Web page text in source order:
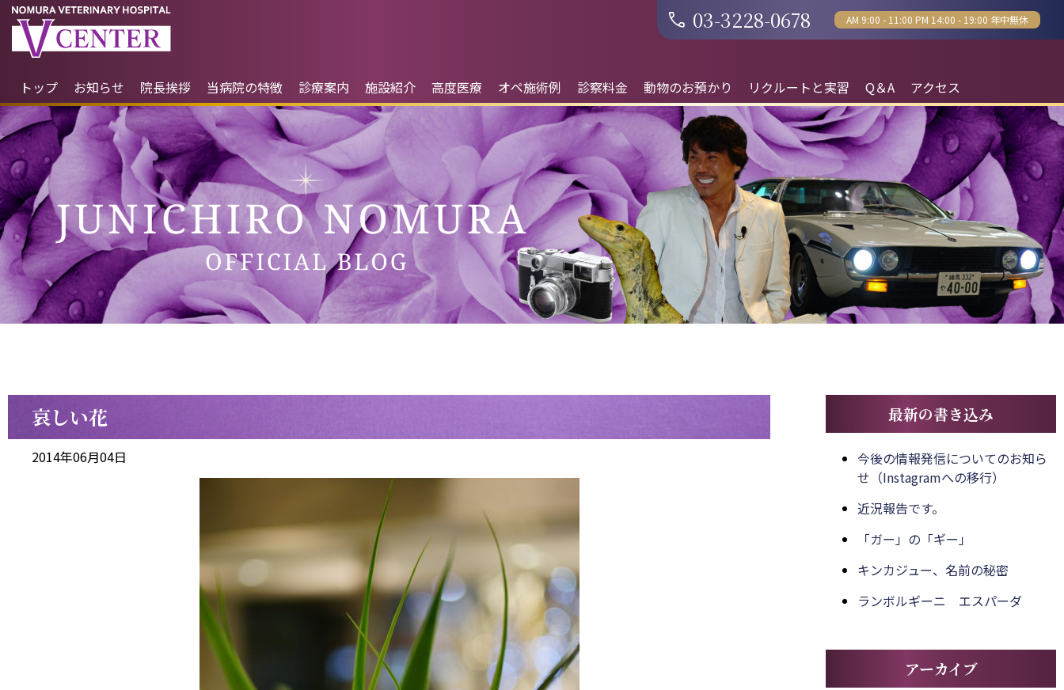
03-3228-0678 AM 9:00 - 11:00 PM 14:00 - 19:00 年中無休
トップ お知らせ 院長挨拶 当病院の特徴 診療案内 施設紹介 高度医療 オペ施術例 診察料金 動物のお預かり リクルートと実習 Q＆A アクセス
哀しい花
2014年06月04日
最新の書き込み
今後の情報発信についてのお知ら
せ（Instagramへの移行）
近況報告です。
「ガー」の「ギー」
キンカジュー、名前の秘密
ランボルギーニ エスパーダ
アーカイブ